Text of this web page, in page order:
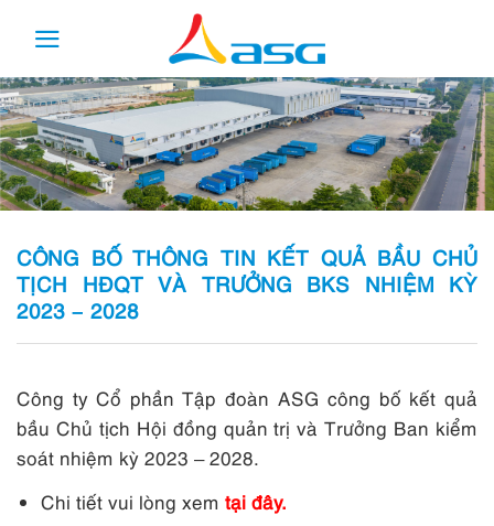
content
CÔNG BỐ THÔNG TIN KẾT QUẢ BẦU CHỦ
TỊCH HĐQT VÀ TRƯỞNG BKS NHIỆM KỲ
2023 – 2028
Công ty Cổ phần Tập đoàn ASG công bố kết quả
bầu Chủ tịch Hội đồng quản trị và Trưởng Ban kiểm
soát nhiệm kỳ 2023 – 2028.
Chi tiết vui lòng xemtại đây.